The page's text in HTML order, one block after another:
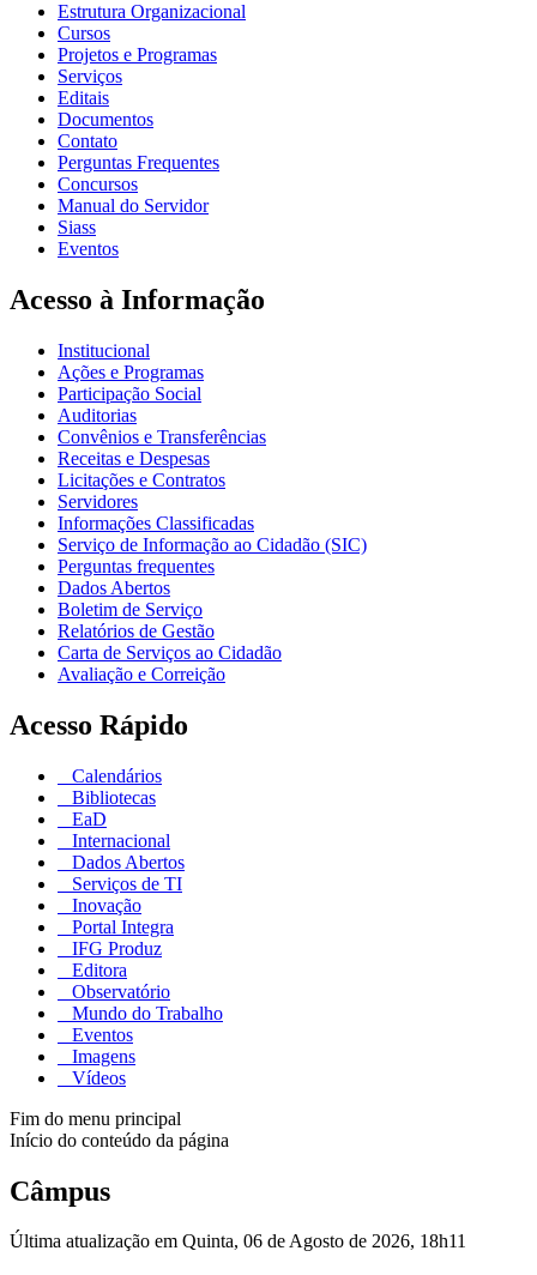
Estrutura Organizacional
Cursos
Projetos e Programas
Serviços
Editais
Documentos
Contato
Perguntas Frequentes
Concursos
Manual do Servidor
Siass
Eventos
Acesso à Informação
Institucional
Ações e Programas
Participação Social
Auditorias
Convênios e Transferências
Receitas e Despesas
Licitações e Contratos
Servidores
Informações Classificadas
Serviço de Informação ao Cidadão (SIC)
Perguntas frequentes
Dados Abertos
Boletim de Serviço
Relatórios de Gestão
Carta de Serviços ao Cidadão
Avaliação e Correição
Acesso Rápido
Calendários
Bibliotecas
EaD
Internacional
Dados Abertos
Serviços de TI
Inovação
Portal Integra
IFG Produz
Editora
Observatório
Mundo do Trabalho
Eventos
Imagens
Vídeos
Fim do menu principal
Início do conteúdo da página
Câmpus
Última atualização em Quinta, 06 de Agosto de 2026, 18h11